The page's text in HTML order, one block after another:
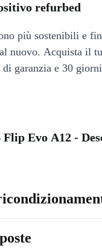
refurbed
più sostenibili e
nuovo. Acquista il
garanzia e 30
Evo A12 -